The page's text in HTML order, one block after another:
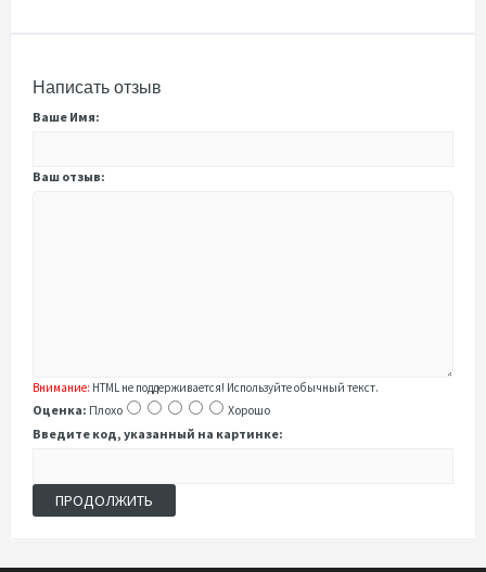
Написать отзыв
Ваше Имя:
Ваш отзыв:
Внимание: HTML не поддерживается! Используйте обычный текст.
Оценка: Плохо
Хорошо
Введите код, указанный на картинке:
ПРОДОЛЖИТЬ